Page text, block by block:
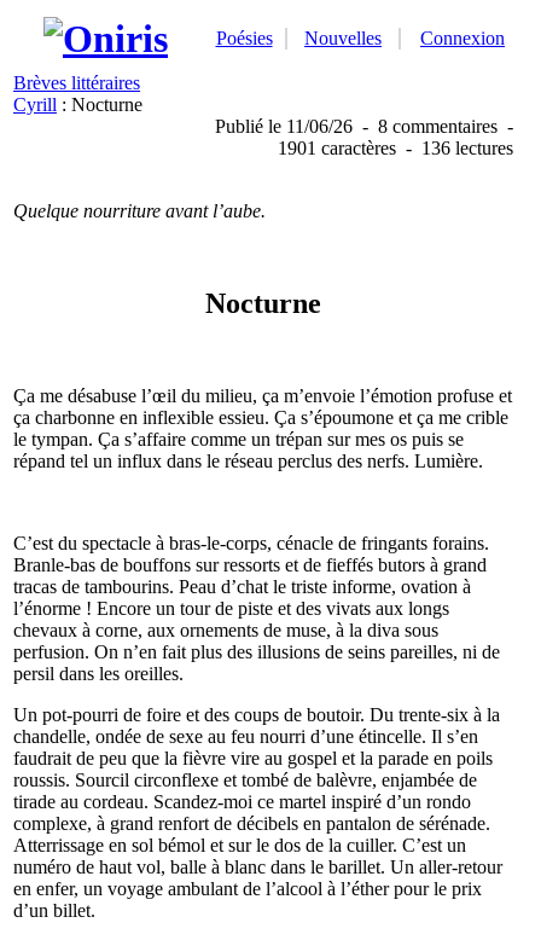
Poésies Nouvelles Connexion
Brèves littéraires
Cyrill : Nocturne
Publié le 11/06/26 - 8 commentaires -
1901 caractères - 136 lectures
Quelque nourriture avant l’aube.
Nocturne
Ça me désabuse l’œil du milieu, ça m’envoie l’émotion profuse et
ça charbonne en inflexible essieu. Ça s’époumone et ça me crible
le tympan. Ça s’affaire comme un trépan sur mes os puis se
répand tel un influx dans le réseau perclus des nerfs. Lumière.
C’est du spectacle à bras-le-corps, cénacle de fringants forains.
Branle-bas de bouffons sur ressorts et de fieffés butors à grand
tracas de tambourins. Peau d’chat le triste informe, ovation à
l’énorme ! Encore un tour de piste et des vivats aux longs
chevaux à corne, aux ornements de muse, à la diva sous
perfusion. On n’en fait plus des illusions de seins pareilles, ni de
persil dans les oreilles.
Un pot-pourri de foire et des coups de boutoir. Du trente-six à la
chandelle, ondée de sexe au feu nourri d’une étincelle. Il s’en
faudrait de peu que la fièvre vire au gospel et la parade en poils
roussis. Sourcil circonflexe et tombé de balèvre, enjambée de
tirade au cordeau. Scandez-moi ce martel inspiré d’un rondo
complexe, à grand renfort de décibels en pantalon de sérénade.
Atterrissage en sol bémol et sur le dos de la cuiller. C’est un
numéro de haut vol, balle à blanc dans le barillet. Un aller-retour
en enfer, un voyage ambulant de l’alcool à l’éther pour le prix
d’un billet.